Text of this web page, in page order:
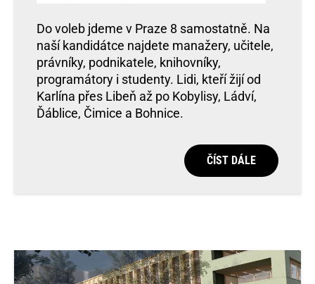
Do voleb jdeme v Praze 8 samostatně. Na
naší kandidátce najdete manažery, učitele,
právníky, podnikatele, knihovníky,
programátory i studenty. Lidi, kteří žijí od
Karlína přes Libeň až po Kobylisy, Ládví,
Ďáblice, Čimice a Bohnice.
ČÍST DÁLE